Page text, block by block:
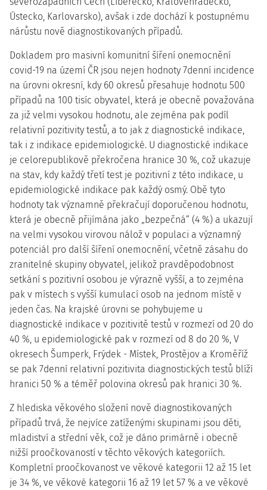
Ústecko, Karlovarsko), avšak i zde dochází k postupnému
nárůstu nově diagnostikovaných případů.
Dokladem pro masivní komunitní šíření onemocnění
covid-19 na území ČR jsou nejen hodnoty 7denní incidence
na úrovni okresní, kdy 60 okresů přesahuje hodnotu 500
případů na 100 tisíc obyvatel, která je obecně považována
za již velmi vysokou hodnotu, ale zejména pak podíl
relativní pozitivity testů, a to jak z diagnostické indikace,
tak i z indikace epidemiologické. U diagnostické indikace
je celorepublikově překročena hranice 30 %, což ukazuje
na stav, kdy každý třetí test je pozitivní z této indikace, u
epidemiologické indikace pak každý osmý. Obě tyto
hodnoty tak významně překračují doporučenou hodnotu,
která je obecně přijímána jako „bezpečná“ (4 %) a ukazují
na velmi vysokou virovou nálož v populaci a významný
potenciál pro další šíření onemocnění, včetně zásahu do
zranitelné skupiny obyvatel, jelikož pravděpodobnost
setkání s pozitivní osobou je výrazně vyšší, a to zejména
pak v místech s vyšší kumulací osob na jednom místě v
jeden čas. Na krajské úrovni se pohybujeme u
diagnostické indikace v pozitivitě testů v rozmezí od 20 do
40 %, u epidemiologické pak v rozmezí od 8 do 20 %, V
okresech Šumperk, Frýdek - Místek, Prostějov a Kroměříž
se pak 7denní relativní pozitivita diagnostických testů blíží
hranici 50 % a téměř polovina okresů pak hranici 30 %.
Z hlediska věkového složení nově diagnostikovaných
případů trvá, že nejvíce zatíženými skupinami jsou děti,
mladiství a střední věk, což je dáno primárně i obecně
nižší proočkovaností v těchto věkových kategoriích.
Kompletní proočkovanost ve věkové kategorii 12 až 15 let
je 34 %, ve věkové kategorii 16 až 19 let 57 % a ve věkové